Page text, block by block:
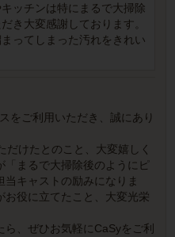
ッチンは特にまるで大掃除
き大変感謝しております。
ってしまった汚れをきれい
をご利用いただき、誠にあり
けたとのこと、大変嬉しく
まるで大掃除後のようにピ
キャストの励みになりま
お役に立てたこと、大変光栄
、ぜひお気軽にCaSyをご利